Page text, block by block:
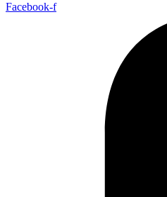
Facebook-f